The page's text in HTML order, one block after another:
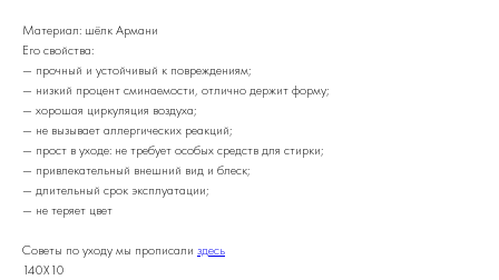
Материал: шёлк Армани
Его свойства:
— прочный и устойчивый к повреждениям;
— низкий процент сминаемости, отлично держит форму;
— хорошая циркуляция воздуха;
— не вызывает аллергических реакций;
— прост в уходе: не требует особых средств для стирки;
— привлекательный внешний вид и блеск;
— длительный срок эксплуатации;
— не теряет цвет
Советы по уходу мы прописали здесь
140X10
удовольствием ответим Вам в ближайшее время.
Остались вопросы?